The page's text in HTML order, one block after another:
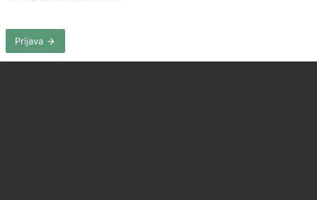
Prijava